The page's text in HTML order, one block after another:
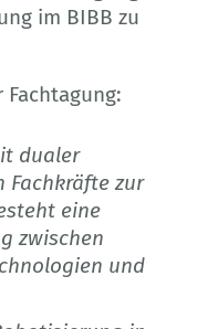
im BIBB zu
dualer
Fachkräfte zur
eine
zwischen
und